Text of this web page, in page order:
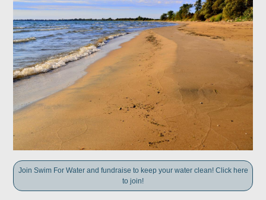
Join Swim For Water and fundraise to keep your water clean! Click here
to join!